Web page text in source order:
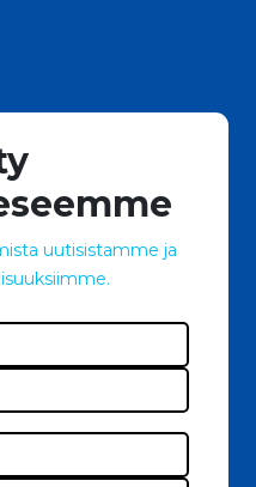
uutisistamme ja